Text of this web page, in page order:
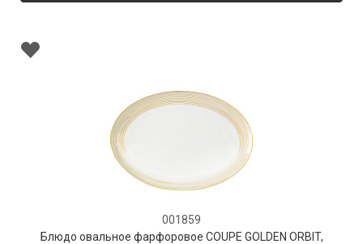
001859
Блюдо овальное фарфоровое COUPE GOLDEN ORBIT,